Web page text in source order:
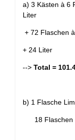
a) 3 Kästen à 6
Liter
+ 72 Flaschen
+ 24 Liter
--> Total =
b) 1 Flasche
18 Flaschen